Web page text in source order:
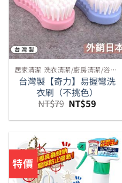
居家清潔 洗衣清潔/廚房清潔/浴室清潔/馬桶清潔等周邊
台灣製【奇力】易握彎洗
衣刷（不挑色）
NT$79 原
始
價
NT$79。
NT$59目
價
NT$59
特價